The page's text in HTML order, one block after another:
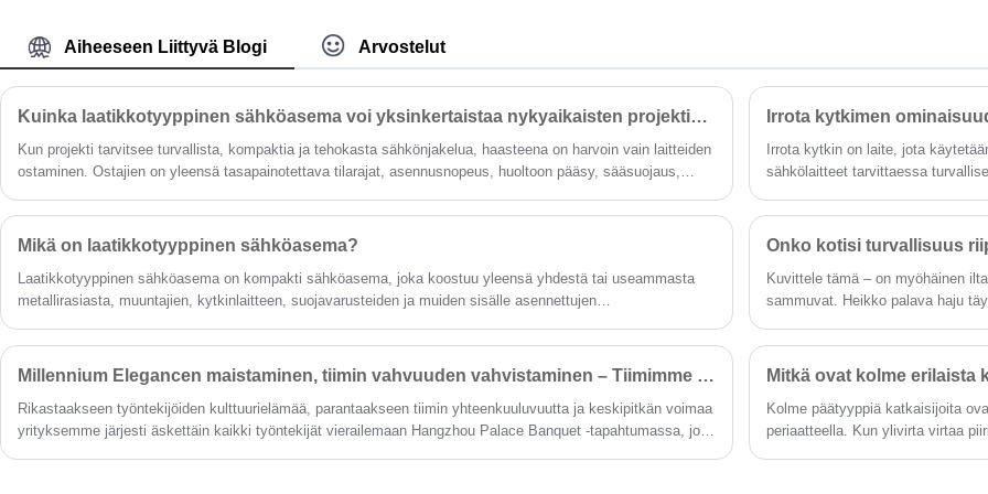
salamaniskujen tai muiden ohimenevien
ylijännitteiden aiheuttamilta ylijännitteiltä ja
täyttää asuinrakennusten, palveluteollisuuden
ja teollisuusalojen ylijännitesuojavaatimukset.
korkealaatuista, tieteellistä kaavaa, ja se on
valmistettu ammattimaisilla tuotanto- ja
testauslaitteilla tiukan tekniikan mukaisesti.
Tuotteella on korkea luotettavuus ja pitkä
käyttöikä. konfiguroitu. Sitä voidaan käyttää
öljyupotettuna muuntajan korvaavana
tuotteena, joka soveltuu korkeisiin
rakennuksiin, kauppakeskuksiin, lentokenttien
tunneleihin, kemianlaitoksiin, ydinvoimaloihin,
laivoihin ja muihin tärkeisiin tai erityisiin
huippuluokan sähköeristysratkaisuja, mikä
tekee meistä ensisijainen valinta edistynyttä
eristetekniikkaa etsiville asiakkaille.
Aiheeseen Liittyvä Blogi Arvostelut
Kuinka laatikkotyyppinen sähköasema voi yksinkertaistaa nykyaikaisten projektien virranjakelua?
Kun projekti tarvitsee turvallista, kompaktia ja tehokasta sähkönjakelua, haasteena on harvoin vain laitteiden
ostaminen. Ostajien on yleensä tasapainotettava tilarajat, asennusnopeus, huoltoon pääsy, sääsuojaus,
Irrota kytkimen
Irrota kytkin on laite, jota
sähkölaitteet tarvittaessa
Mikä on laatikkotyyppinen sähköasema?
Laatikkotyyppinen sähköasema on kompakti sähköasema, joka koostuu yleensä yhdestä tai useammasta
metallirasiasta, muuntajien, kytkinlaitteen, suojavarusteiden ja muiden sisälle asennettujen
ulkokäyttöön, ja ne on suunniteltu tarjoamaan kompakti, turvallinen ja tehokas tehon jakeluratkaisu.
Onko kotisi turvallisuus
Kuvittele tämä – on myöhäinen
sammuvat. Heikko palava haju
käyttäneenä voin vahvistaa:
suunnitteli tällaisten kriisien
korkealuokkaisiin
Millennium Elegancen maistaminen, tiimin vahvuuden vahvistaminen – Tiimimme rakentamistiimimme tulee Hangzhou Palacen juhlaan kokemaan muinaista palatsin elämää
Rikastaakseen työntekijöiden kulttuurielämää, parantaakseen tiimin yhteenkuuluvuutta ja keskipitkän voimaa
yrityksemme järjesti äskettäin kaikki työntekijät vierailemaan Hangzhou Palace Banquet -tapahtumassa, joka
Mitkä ovat kolme erilaista
Kolme päätyyppiä katkaisijoita
periaatteella. Kun ylivirta virtaa